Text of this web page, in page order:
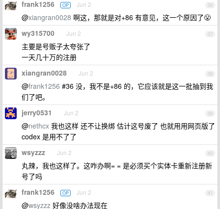
36
frank1256 OP Jun 2
@xiangran0028 啊这，那就是对+86 有意见，这一个原因了😤
37
wy315700 Jun 2
主要是号贩子太夸张了
一天几十万的注册
38
xiangran0028 Jun 2
@frank1256 #36 没，我不是+86 的，它应该就是这一批抽到我
们了吧。
39
jerry0531 Jun 2
@nethcx 我也这样 还不让换绑 估计这号废了 也就用用网页版了
codex 是用不了了
40
wsyzzz Jun 2
丸辣，我也这样了。这咋办啊= = 是必须买个实体卡重新注册新
号了吗
41
frank1256 OP Jun 2
@wsyzzz 好像没啥办法现在